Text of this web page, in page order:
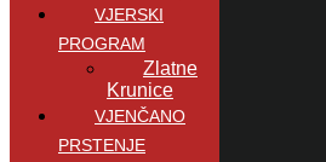
VJERSKI
PROGRAM
Zlatne
Krunice
VJENČANO
PRSTENJE